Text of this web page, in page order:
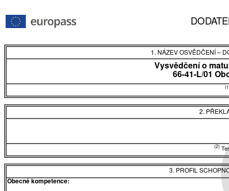
1. NÁZEV OSVĚDČENÍ –
Vysvědčení o
66-41-L/01
2.
(2)
3. PROFIL
Obecné kompetence: